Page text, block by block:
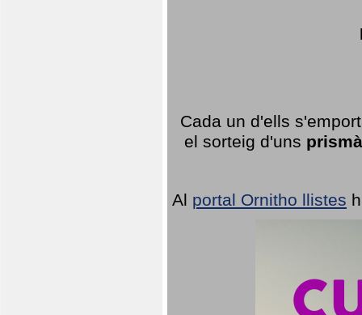
Cada un d'ells
el sorteig d'uns
Al portal Ornitho llistes